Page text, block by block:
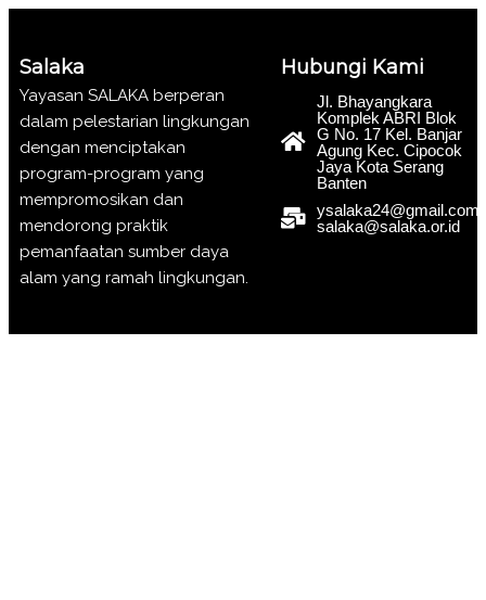
Salaka
Yayasan SALAKA berperan
dalam pelestarian lingkungan
dengan menciptakan
program-program yang
mempromosikan dan
mendorong praktik
pemanfaatan sumber daya
alam yang ramah lingkungan.
Hubungi Kami
Jl. Bhayangkara
Komplek ABRI Blok
G No. 17 Kel. Banjar
Agung Kec. Cipocok
Jaya Kota Serang
Banten
ysalaka24@gmail.com;
salaka@salaka.or.id